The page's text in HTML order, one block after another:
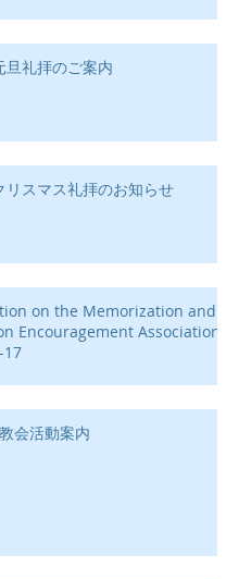
旦礼拝のご案内
リスマス礼拝のお知らせ
on the Memorization and
Encouragement Association-
17
教会活動案内